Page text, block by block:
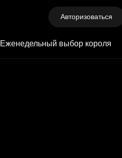
Авторизоваться
Еженедельный выбор короля